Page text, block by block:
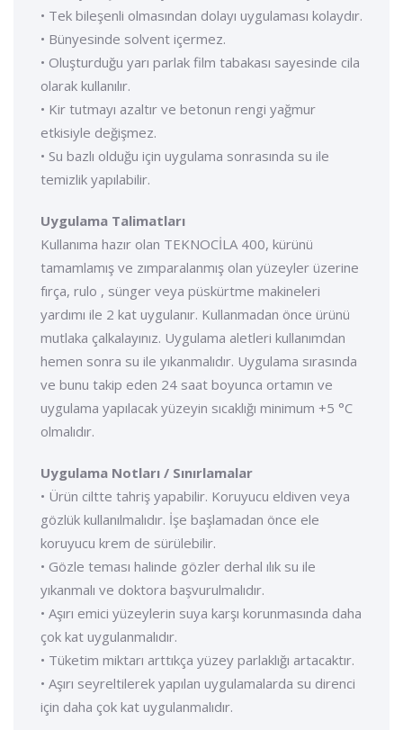
• Tek bileşenli olmasından dolayı uygulaması kolaydır.
• Bünyesinde solvent içermez.
• Oluşturduğu yarı parlak film tabakası sayesinde cila
olarak kullanılır.
• Kir tutmayı azaltır ve betonun rengi yağmur
etkisiyle değişmez.
• Su bazlı olduğu için uygulama sonrasında su ile
temizlik yapılabilir.
Uygulama Talimatları
Kullanıma hazır olan TEKNOCİLA 400, kürünü
tamamlamış ve zımparalanmış olan yüzeyler üzerine
fırça, rulo , sünger veya püskürtme makineleri
yardımı ile 2 kat uygulanır. Kullanmadan önce ürünü
mutlaka çalkalayınız. Uygulama aletleri kullanımdan
hemen sonra su ile yıkanmalıdır. Uygulama sırasında
ve bunu takip eden 24 saat boyunca ortamın ve
uygulama yapılacak yüzeyin sıcaklığı minimum +5 °C
olmalıdır.
Uygulama Notları / Sınırlamalar
• Ürün ciltte tahriş yapabilir. Koruyucu eldiven veya
gözlük kullanılmalıdır. İşe başlamadan önce ele
koruyucu krem de sürülebilir.
• Gözle teması halinde gözler derhal ılık su ile
yıkanmalı ve doktora başvurulmalıdır.
• Aşırı emici yüzeylerin suya karşı korunmasında daha
çok kat uygulanmalıdır.
• Tüketim miktarı arttıkça yüzey parlaklığı artacaktır.
• Aşırı seyreltilerek yapılan uygulamalarda su direnci
için daha çok kat uygulanmalıdır.